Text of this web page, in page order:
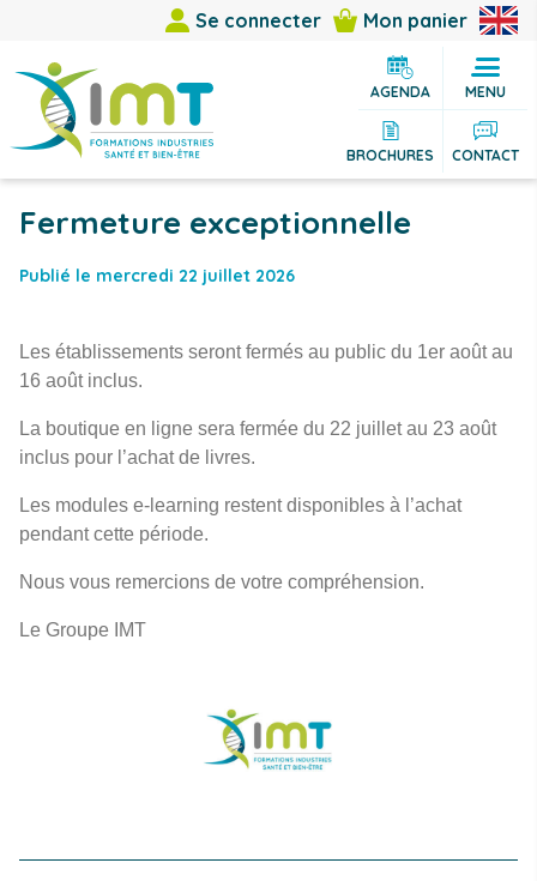
Se connecter Mon panier
MENU
AGENDA
BROCHURES CONTACT
Fermeture exceptionnelle
Publié le mercredi 22 juillet 2026
Les établissements seront fermés au public du 1er août au
16 août inclus.
La boutique en ligne sera fermée du 22 juillet au 23 août
inclus pour l’achat de livres.
Les modules e-learning restent disponibles à l’achat
pendant cette période.
Nous vous remercions de votre compréhension.
Le Groupe IMT